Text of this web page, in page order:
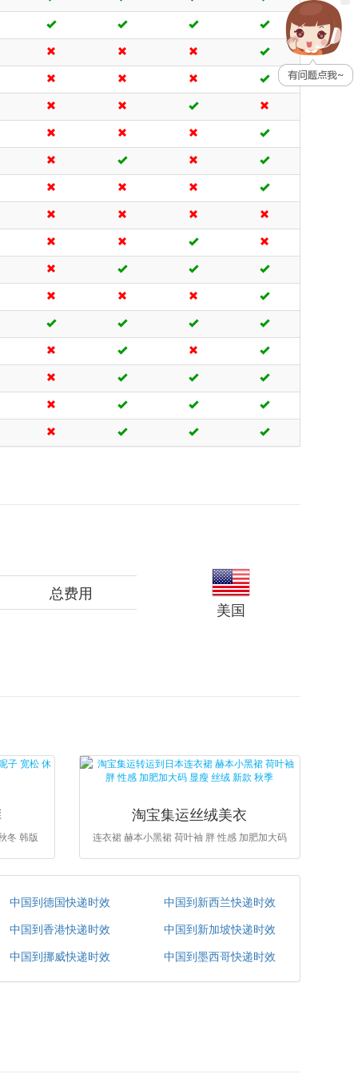
总费用
美国
冬 韩版
淘宝集运丝绒美衣
连衣裙 赫本小黑裙 荷叶袖 胖 性感 加肥加大码
中国到德国快递时效
中国到新西兰快递时效
中国到香港快递时效
中国到新加坡快递时效
中国到挪威快递时效
中国到墨西哥快递时效